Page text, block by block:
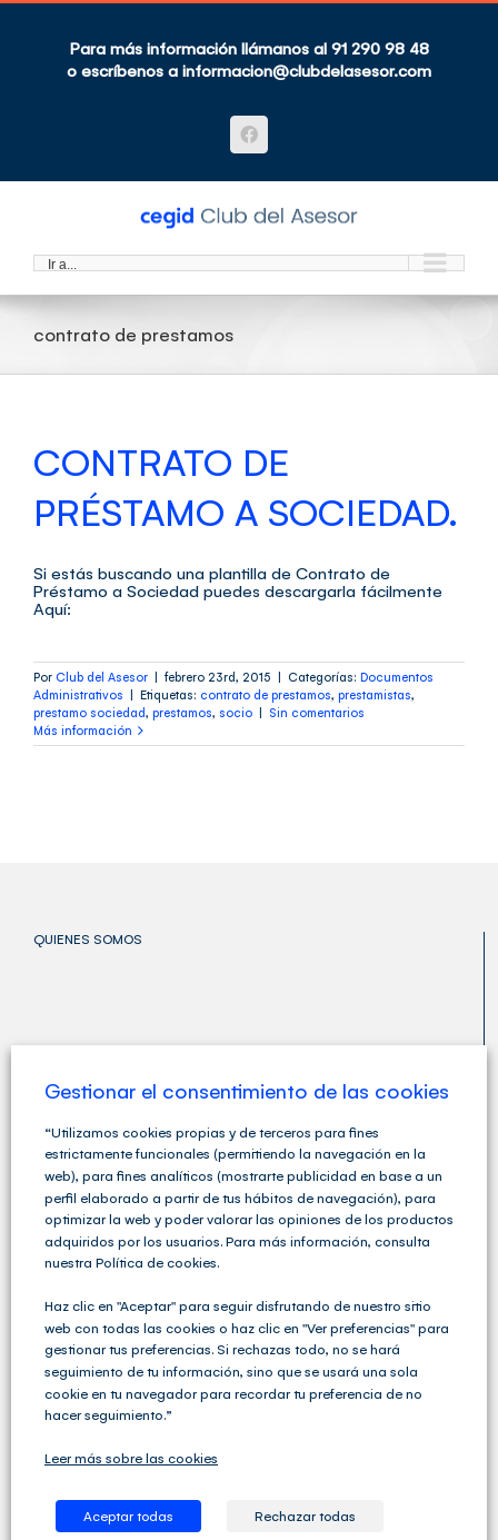
Saltar
contenidoPara más información llámanos al 91 290 98 48
o escríbenos a informacion@clubdelasesor.com
Facebook
Ir a...
contrato de prestamos
CONTRATO DE
PRÉSTAMO A SOCIEDAD.
Si estás buscando una plantilla de Contrato de
Préstamo a Sociedad puedes descargarla fácilmente
Aquí:
Por Club del Asesor | febrero 23rd, 2015 | Categorías: Documentos
Administrativos | Etiquetas: contrato de prestamos, prestamistas,
prestamo sociedad, prestamos, socio | Sin comentarios
Más información
QUIENES SOMOS
Gestión Fiscal, Contable y Laboral completas sino que
va un paso más allá y ofrece una amplia variedad de
servicios para las Asesorías y los Despachos
Profesionales.
Publicada la Orden Ministerial para Verifactu
Gestionar el consentimiento de las cookies
“Utilizamos cookies propias y de terceros para fines
estrictamente funcionales (permitiendo la navegación en la
web), para fines analíticos (mostrarte publicidad en base a un
perfil elaborado a partir de tus hábitos de navegación), para
optimizar la web y poder valorar las opiniones de los productos
adquiridos por los usuarios. Para más información, consulta
nuestra Política de cookies.
Haz clic en "Aceptar" para seguir disfrutando de nuestro sitio
web con todas las cookies o haz clic en "Ver preferencias" para
gestionar tus preferencias. Si rechazas todo, no se hará
seguimiento de tu información, sino que se usará una sola
cookie en tu navegador para recordar tu preferencia de no
hacer seguimiento.”
Leer más sobre las cookies
Aceptar todas Rechazar todas